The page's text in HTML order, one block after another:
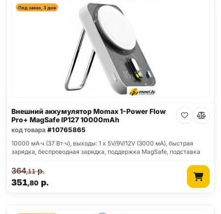
Под заказ, 3 дня
Внешний аккумулятор Momax 1-Power Flow
Pro+ MagSafe IP127 10000mAh
код товара #10765865
10000 мА·ч (37 Вт·ч), выходы: 1 x 5V/9V/12V (3000 мА), быстрая
зарядка, беспроводная зарядка, поддержка MagSafe, подставка
351,80р.
364,11р.